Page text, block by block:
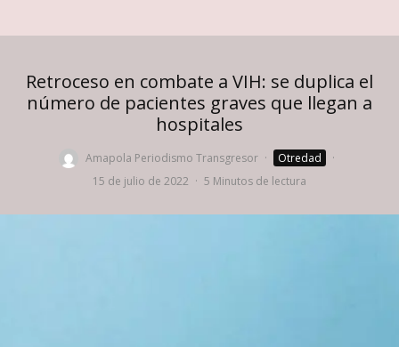
Retroceso en combate a VIH: se duplica el
número de pacientes graves que llegan a
hospitales
Amapola Periodismo Transgresor · Otredad
·
15 de julio de 2022 · 5 Minutos de lectura